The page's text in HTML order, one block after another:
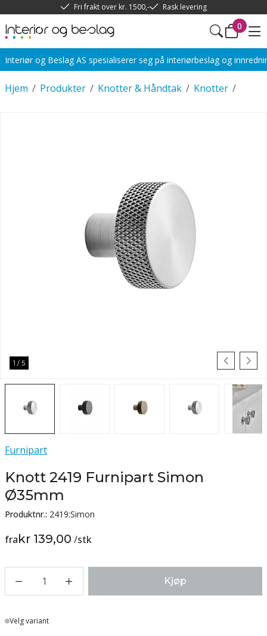
Fri frakt over kr. 1500,- Rask levering
0
Interiør og Beslag AS spesialiserer seg på interiørbeslag og
/
Hjem /
Produkter /
Knotter & Håndtak /
Knotter
1 / 5
Furnipart
Knott 2419 Furnipart Simon
Ø35mm
Produktnr.: 2419:Simon
frakr 139,00 /stk
1 Kjøp
Lager
Velg variant